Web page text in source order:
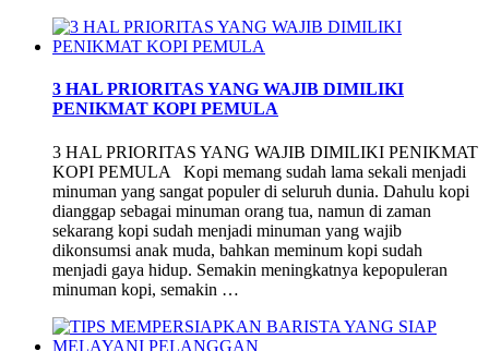
3 HAL PRIORITAS YANG WAJIB DIMILIKI
PENIKMAT KOPI PEMULA
3 HAL PRIORITAS YANG WAJIB DIMILIKI PENIKMAT
KOPI PEMULA Kopi memang sudah lama sekali menjadi
minuman yang sangat populer di seluruh dunia. Dahulu kopi
dianggap sebagai minuman orang tua, namun di zaman
sekarang kopi sudah menjadi minuman yang wajib
dikonsumsi anak muda, bahkan meminum kopi sudah
menjadi gaya hidup. Semakin meningkatnya kepopuleran
minuman kopi, semakin …